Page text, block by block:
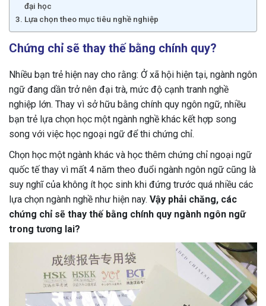
đại học
Lựa chọn theo mục tiêu nghề nghiệp
Chứng chỉ sẽ thay thế bằng chính quy?
Nhiều bạn trẻ hiện nay cho rằng: Ở xã hội hiện tại, ngành ngôn
ngữ đang dần trở nên đại trà, mức độ cạnh tranh nghề
nghiệp lớn. Thay vì sở hữu bằng chính quy ngôn ngữ, nhiều
bạn trẻ lựa chọn học một ngành nghề khác kết hợp song
song với việc học ngoại ngữ để thi chứng chỉ.
Chọn học một ngành khác và học thêm chứng chỉ ngoại ngữ
quốc tế thay vì mất 4 năm theo đuổi ngành ngôn ngữ cũng là
suy nghĩ của không ít học sinh khi đứng trước quá nhiều các
lựa chọn ngành nghề như hiện nay. Vậy phải chăng, các
chứng chỉ sẽ thay thế bằng chính quy ngành ngôn ngữ
trong tương lai?